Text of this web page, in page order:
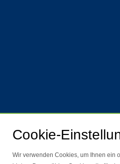
Cookie-
Wir verwenden Cookies, um Ihnen ein